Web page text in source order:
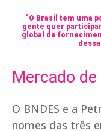
“O Brasil tem uma
gente quer
global de
Mercado
O BNDES e a
nomes das três